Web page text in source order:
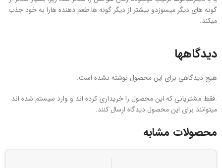
گونه های دیگر میسوزدو بیشتر از دیگر گونه ها طعم دهنده هارا به خود جذب
میکند.
دیدگاهها
هیچ دیدگاهی برای این محصول نوشته نشده است.
.فقط مشتریانی که این محصول را خریداری کرده اند و وارد سیستم شده اند
میتوانند برای این محصول دیدگاه ارسال کنند.
محصولات مشابه